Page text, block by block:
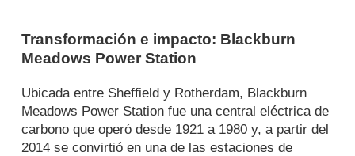
Transformación e impacto: Blackburn
Meadows Power Station
Ubicada entre Sheffield y Rotherdam, Blackburn
Meadows Power Station fue una central eléctrica de
carbono que operó desde 1921 a 1980 y, a partir del
2014 se convirtió en una de las estaciones de